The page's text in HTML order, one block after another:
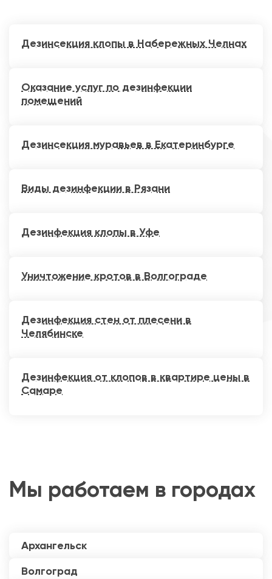
Дезинсекция клопы в Набережных Челнах
Оказание услуг по дезинфекции
помещений
Дезинсекция муравьев в Екатеринбурге
Виды дезинфекции в Рязани
Дезинфекция клопы в Уфе
Уничтожение кротов в Волгограде
Дезинфекция стен от плесени в
Челябинске
Дезинфекция от клопов в квартире цены в
Самаре
Мы работаем в городах
Архангельск
Волгоград